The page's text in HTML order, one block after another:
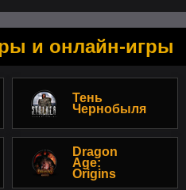
и онлайн-игры
Тень
Чернобыля
Dragon
Age:
Origins